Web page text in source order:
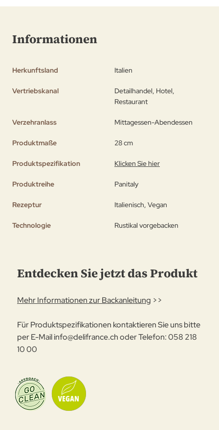
Informationen
Herkunftsland Italien
Vertriebskanal
Detailhandel, Hotel,
Restaurant
Verzehranlass Mittagessen-Abendessen
Produktmaße 28 cm
Produktspezifikation Klicken Sie hier
Produktreihe Panitaly
Rezeptur Italienisch, Vegan
Technologie Rustikal vorgebacken
Entdecken Sie jetzt das Produkt
Mehr Informationen zur Backanleitung >>
Für Produktspezifikationen kontaktieren Sie uns bitte
per E-Mailinfo@delifrance.choder Telefon: 058 218
10 00